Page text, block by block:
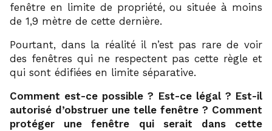
fenêtre en limite de propriété, ou située à moins
de 1,9 mètre de cette dernière.
Pourtant, dans la réalité il n’est pas rare de voir
des fenêtres qui ne respectent pas cette règle et
qui sont édifiées en limite séparative.
Comment est-ce possible ? Est-ce légal ? Est-il
autorisé d’obstruer une telle fenêtre ? Comment
protéger une fenêtre qui serait dans cette